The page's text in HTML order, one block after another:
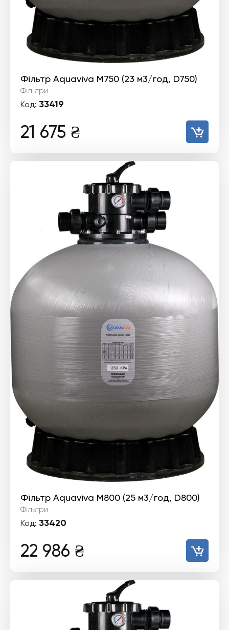
Фільтр Aquaviva M750 (23 м3/год, D750)
Фільтри
Код: 33419
21 675 ₴
Фільтр Aquaviva M800 (25 м3/год, D800)
Фільтри
Код: 33420
22 986 ₴